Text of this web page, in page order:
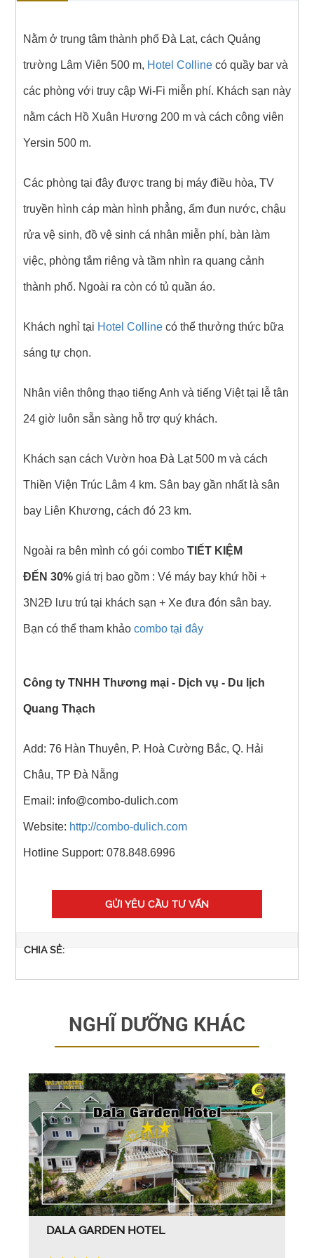
Nằm ở trung tâm thành phố Đà Lạt, cách Quảng
trường Lâm Viên 500 m, Hotel Collinecó quầy bar và
các phòng với truy cập Wi-Fi miễn phí. Khách sạn này
nằm cách Hồ Xuân Hương 200 m và cách công viên
Yersin 500 m.
Các phòng tại đây được trang bị máy điều hòa, TV
truyền hình cáp màn hình phẳng, ấm đun nước, chậu
rửa vệ sinh, đồ vệ sinh cá nhân miễn phí, bàn làm
việc, phòng tắm riêng và tầm nhìn ra quang cảnh
thành phố. Ngoài ra còn có tủ quần áo.
Khách nghỉ tại Hotel Collinecó thể thưởng thức bữa
sáng tự chọn.
Nhân viên thông thạo tiếng Anh và tiếng Việt tại lễ tân
24 giờ luôn sẵn sàng hỗ trợ quý khách.
Khách sạn cách Vườn hoa Đà Lạt 500 m và cách
Thiền Viện Trúc Lâm 4 km. Sân bay gần nhất là sân
bay Liên Khương, cách đó 23 km.
Ngoài ra bên mình có gói combo TIẾT KIỆM
ĐẾN 30%giá trị bao gồm : Vé máy bay khứ hồi +
3N2Đ lưu trú tại khách sạn + Xe đưa đón sân bay.
Bạn có thể tham khảo combo tại đây
Công ty TNHH Thương mại - Dịch vụ - Du lịch
Quang Thạch
Add: 76 Hàn Thuyên, P. Hoà Cường Bắc, Q. Hải
Châu, TP Đà Nẵng
Email: info@combo-dulich.com
Website: http://combo-dulich.com
Hotline Support: 078.848.6996
GỬI YÊU CẦU TƯ VẤN
CHIA SẺ:
NGHĨ DƯỠNG KHÁC
DALA GARDEN HOTEL